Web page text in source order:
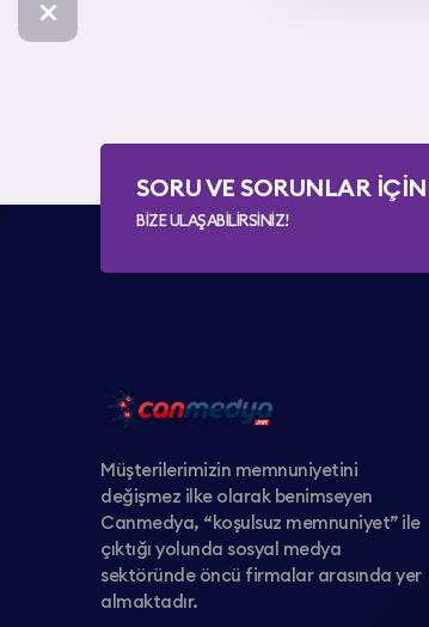
SORU VE SORUNLAR İÇİN
BİZE ULAŞABİLİRSİNİZ!
Müşterilerimizin memnuniyetini
değişmez ilke olarak benimseyen
Canmedya, “koşulsuz memnuniyet” ile
çıktığı yolunda sosyal medya
sektöründe öncü firmalar arasında yer
almaktadır.